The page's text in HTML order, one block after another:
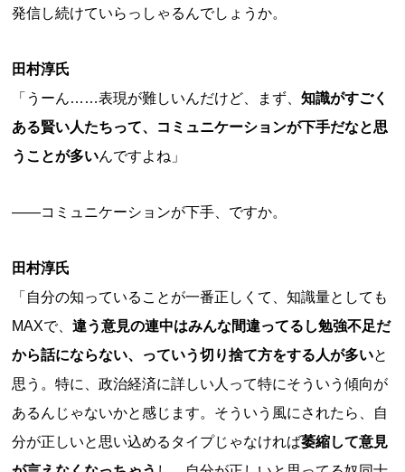
発信し続けていらっしゃるんでしょうか。
田村淳氏
「うーん……表現が難しいんだけど、まず、知識がすごく
ある賢い人たちって、コミュニケーションが下手だなと思
うことが多いんですよね」
——コミュニケーションが下手、ですか。
田村淳氏
「自分の知っていることが一番正しくて、知識量としても
MAXで、違う意見の連中はみんな間違ってるし勉強不足だ
から話にならない、っていう切り捨て方をする人が多いと
思う。特に、政治経済に詳しい人って特にそういう傾向が
あるんじゃないかと感じます。そういう風にされたら、自
分が正しいと思い込めるタイプじゃなければ萎縮して意見